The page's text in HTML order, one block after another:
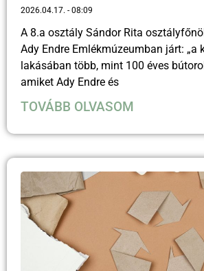
2026.04.17. 08:09
A 8.a osztály Sándor Rita
Ady Endre Emlékmúzeumban járt: „a
lakásában több, mint 100 éves
amiket Ady Endre és
TOVÁBB OLVASOM